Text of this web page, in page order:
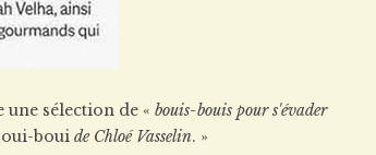
sélection de « bouis-bouis pour s'évader
boui de Chloé Vasselin. »